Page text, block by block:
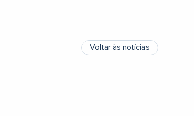
Voltar às notícias